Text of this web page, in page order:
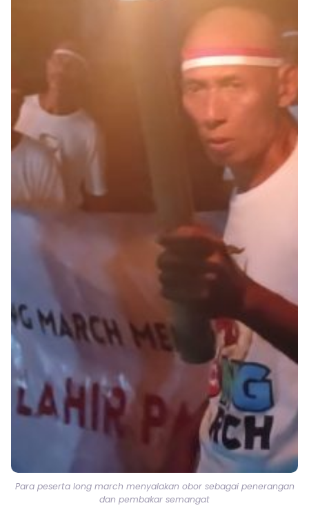
Para peserta long march menyalakan obor sebagai penerangan
dan pembakar semangat